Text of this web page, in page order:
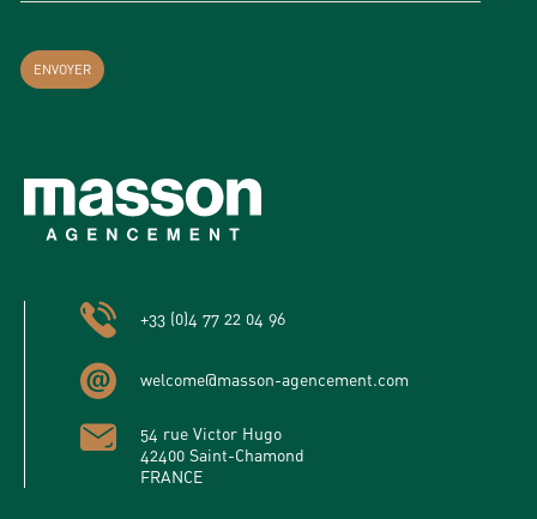
+33 (0)4 77 22 04 96
welcome@masson-agencement.com
54 rue Victor Hugo
42400 Saint-Chamond
FRANCE